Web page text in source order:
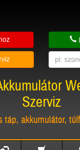
Szerviz
táp, akkumulátor,